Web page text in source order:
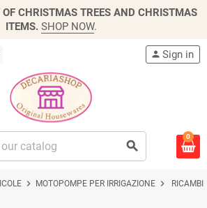
CHRISTMAS TREES AND CHRISTMAS
ITEMS. SHOP NOW.
search
person Sign in
0
chevron_right MOTOPOMPE PER IRRIGAZIONE chevron_right RICAMBI